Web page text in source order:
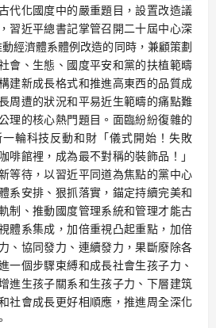
代化國度中的嚴重題目，設置改造議
習近平總書記掌管召開二十屆中心深
經濟體系體例改造的同時，兼顧策劃
會、生態、國度平安和黨的扶植範疇
建新成長格式和推進高東西的品質成
周遭的狀況和平易近生範疇的痛點難
理的核心熱門題目。面臨紛紛復雜的
輪科技反動和財「儀式開始！失敗
啡館裡，成為最不對稱的裝飾品！」
等待，以習近平同道為焦點的黨中心
系安排、狠抓落實，錨定持續完美和
制、推動國度管理系統和管理才能古
體系集成，加倍重視凸起重點，加倍
、協同發力、連續發力，果斷廢除各
一個步驟束縛和成長社會生孩子力、
進生孩子關系和生孩子力、下層建筑
社會成長更好相順應，推進周全深化